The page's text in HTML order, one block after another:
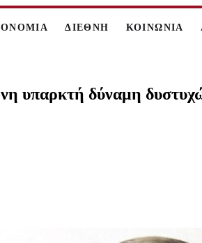
ΔΙΕΘΝΗ ΚΟΙΝΩΝΙΑ
δύναμη